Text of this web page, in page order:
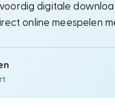
digitale
online meespelen